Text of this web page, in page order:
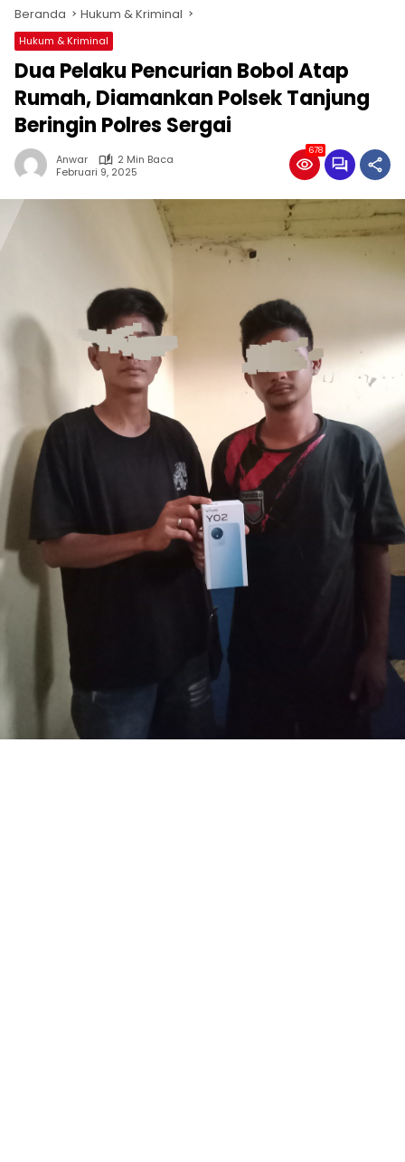
Beranda Hukum & Kriminal
Hukum & Kriminal
Dua Pelaku Pencurian Bobol Atap
Rumah, Diamankan Polsek Tanjung
Beringin Polres Sergai
Anwar
2 Min Baca
Februari 9, 2025
678